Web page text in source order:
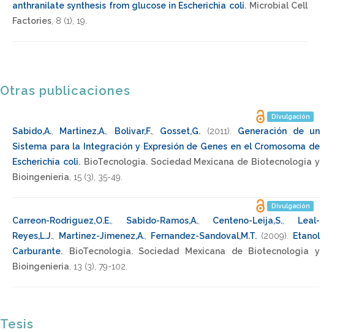
anthranilate synthesis from glucose in Escherichia coli. Microbial Cell
Factories 8 (1), 19
Otras publicaciones
Divulgación
Sabido,A. Martinez,A. Bolivar,F., Gosset,G. (2011)
Generación de un
Sistema para la Integración y Expresión de Genes en el Cromosoma de
Escherichia coli. BioTecnologia. Sociedad Mexicana de Biotecnologia y
Bioingenieria 15 (3), 35-49
Divulgación
Carreon-Rodriguez,O.E. Sabido-Ramos,A., Centeno-Leija,S.
Leal-
Reyes,L.J.
Martinez-Jimenez,A. Fernandez-Sandoval,M.T. (2009)
Etanol
Carburante.
BioTecnologia. Sociedad Mexicana de Biotecnologia y
Bioingenieria 13 (3), 79-102
Tesis